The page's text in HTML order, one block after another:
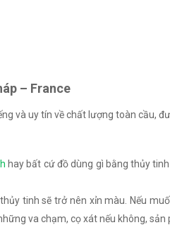
– France
và uy tín về chất lượng toàn cầu,
hay bất cứ đồ dùng gì bằng thủy
tinh sẽ trở nên xỉn màu. Nếu
va chạm, cọ xát nếu không,